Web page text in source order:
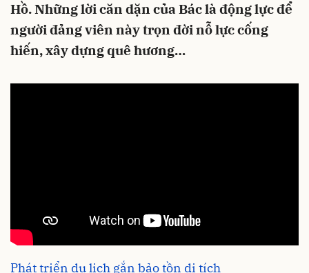
Hồ. Những lời căn dặn của Bác là động lực để
người đảng viên này trọn đời nỗ lực cống
hiến, xây dựng quê hương…
Phát triển du lịch gắn bảo tồn di tích